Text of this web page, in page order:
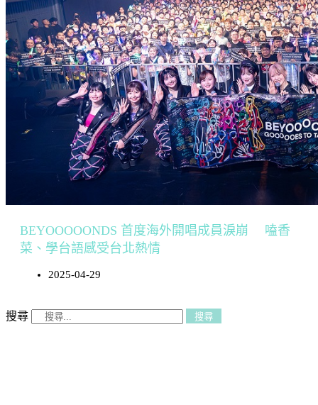
BEYOOOOONDS 首度海外開唱成員淚崩 嗑香
菜、學台語感受台北熱情
2025-04-29
搜尋 搜尋